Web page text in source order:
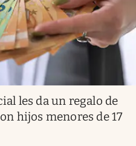
les da un regalo de
hijos menores de 17